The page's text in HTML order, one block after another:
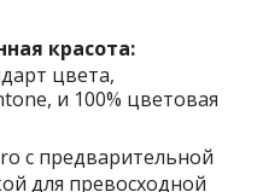
красота:
цвета,
и 100% цветовая
с предварительной
для превосходной